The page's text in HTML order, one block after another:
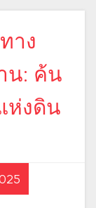
าง
น: ค้น
ห่งดิน